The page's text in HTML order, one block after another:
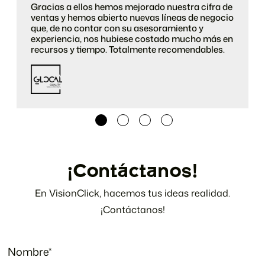
Gracias a ellos hemos mejorado nuestra cifra de
ventas y hemos abierto nuevas líneas de negocio
que, de no contar con su asesoramiento y
experiencia, nos hubiese costado mucho más en
recursos y tiempo. Totalmente recomendables.
¡Contáctanos!
En VisionClick, hacemos tus ideas realidad.
¡Contáctanos!